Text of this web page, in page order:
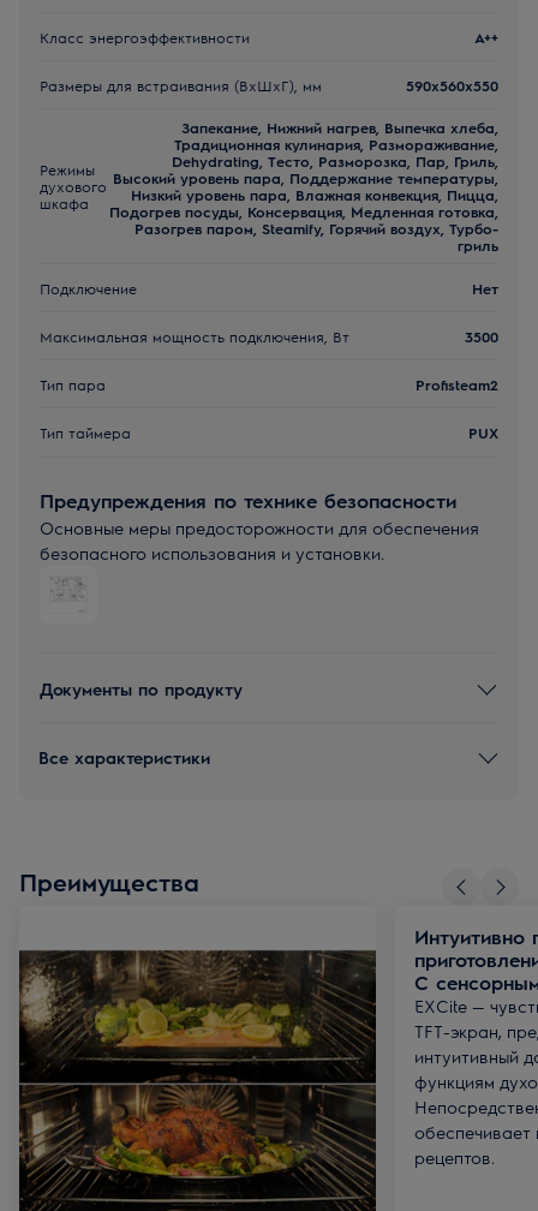
Класс энергоэффективности A++
Размеры для встраивания (ВхШхГ), мм 590x560x550
Режимы
духового
шкафа
Запекание, Нижний нагрев, Выпечка хлеба,
Традиционная кулинария, Размораживание,
Dehydrating, Тесто, Разморозка, Пар, Гриль,
Высокий уровень пара, Поддержание температуры,
Низкий уровень пара, Влажная конвекция, Пицца,
Подогрев посуды, Консервация, Медленная готовка,
Разогрев паром, Steamify, Горячий воздух, Турбо-
гриль
Подключение Нет
Максимальная мощность подключения, Вт 3500
Тип пара Profisteam2
Тип таймера PUX
Предупреждения по технике безопасности
Основные меры предосторожности для обеспечения
безопасного использования и установки.
Документы по продукту
Все характеристики
Преимущества
Интуитивно
С
EXCite —
TFT-экран,
интуитивный
функциям
обеспечивает
рецептов.